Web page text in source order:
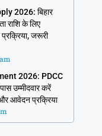
2026: बिहार
राशि के लिए
जरूरी
2026: PDCC
उम्मीदवार करें
आवेदन प्रक्रिया